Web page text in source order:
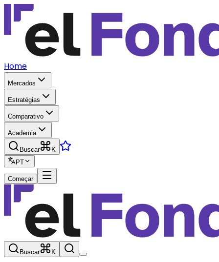
Home
Mercados
Estratégias
Comparativo
Academia
Buscar
K
PT
Começar
Buscar K